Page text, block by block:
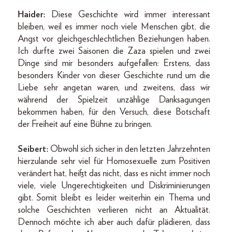
Haider:
Diese Geschichte wird immer interessant
bleiben, weil es immer noch viele Menschen gibt, die
Angst vor gleichgeschlechtlichen Beziehungen haben.
Ich durfte zwei Saisonen die Zaza spielen und zwei
Dinge sind mir besonders aufgefallen: Erstens, dass
besonders Kinder von dieser Geschichte rund um die
Liebe sehr angetan waren, und zweitens, dass wir
während der Spielzeit unzählige Danksagungen
bekommen haben, für den Versuch, diese Botschaft
der Freiheit auf eine Bühne zu bringen.
Seibert: Obwohl sich sicher in den letzten Jahrzehnten
hierzulande sehr viel für Homosexuelle zum Positiven
verändert hat, heißt das nicht, dass es nicht immer noch
viele, viele Ungerechtigkeiten und Diskriminierungen
gibt. Somit bleibt es leider weiterhin ein Thema und
solche Geschichten verlieren nicht an Aktualität.
Dennoch möchte ich aber auch dafür plädieren, dass